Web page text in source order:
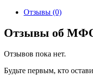
Отзывы (0)
Отзывы об
Отзывов пока нет.
Будьте первым, кто